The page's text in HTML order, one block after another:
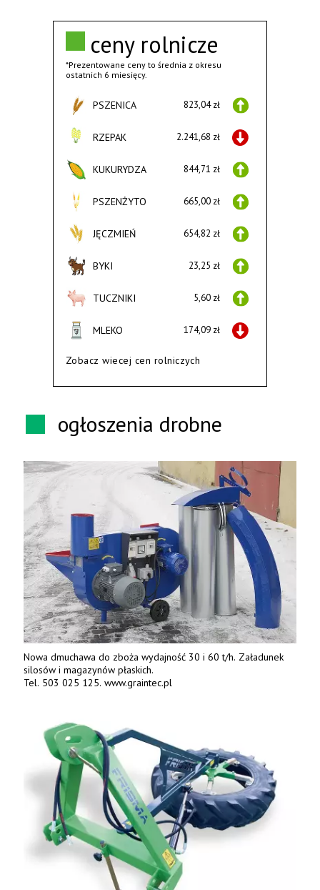
ceny rolnicze
*Prezentowane ceny to średnia z okresu
ostatnich 6 miesięcy.
PSZENICA 823,04 zł
RZEPAK 2.241,68 zł
KUKURYDZA 844,71 zł
PSZENŻYTO 665,00 zł
JĘCZMIEŃ 654,82 zł
BYKI 23,25 zł
TUCZNIKI 5,60 zł
MLEKO 174,09 zł
Zobacz wiecej cen rolniczych
ogłoszenia drobne
Nowa dmuchawa do zboża wydajność 30 i 60 t/h. Załadunek
silosów i magazynów płaskich.
Tel. 503 025 125. www.graintec.pl